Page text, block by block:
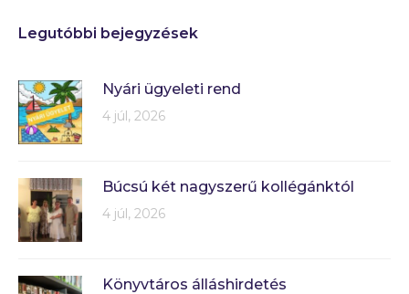
Legutóbbi bejegyzések
Nyári ügyeleti rend
4 júl, 2026
Búcsú két nagyszerű kollégánktól
4 júl, 2026
Könyvtáros álláshirdetés